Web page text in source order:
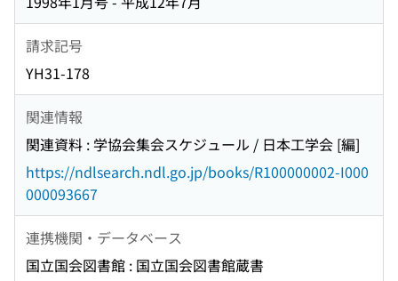
請求記号
YH31-178
関連情報
関連資料 : 学協会集会スケジュール / 日本工学会 [編]
https://ndlsearch.ndl.go.jp/books/R100000002-I000
000093667
連携機関・データベース
国立国会図書館 : 国立国会図書館蔵書